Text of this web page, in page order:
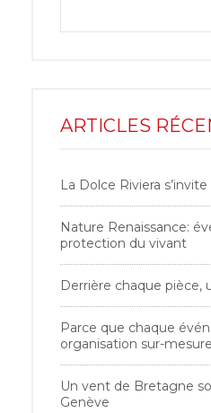
ARTICLES
La Dolce Riviera
Nature Renaissance:
protection du vivant
Derrière chaque pièce,
Parce que chaque
organisation sur-
Un vent de Bretagne
Genève